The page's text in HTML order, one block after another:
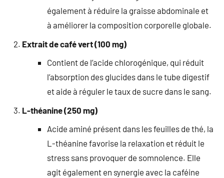
également à réduire la graisse abdominale et
à améliorer la composition corporelle globale.
Extrait de café vert (100 mg)
Contient de l’acide chlorogénique, qui réduit
l’absorption des glucides dans le tube digestif
et aide à réguler le taux de sucre dans le sang.
L-théanine (250 mg)
Acide aminé présent dans les feuilles de thé, la
L-théanine favorise la relaxation et réduit le
stress sans provoquer de somnolence. Elle
agit également en synergie avec la caféine